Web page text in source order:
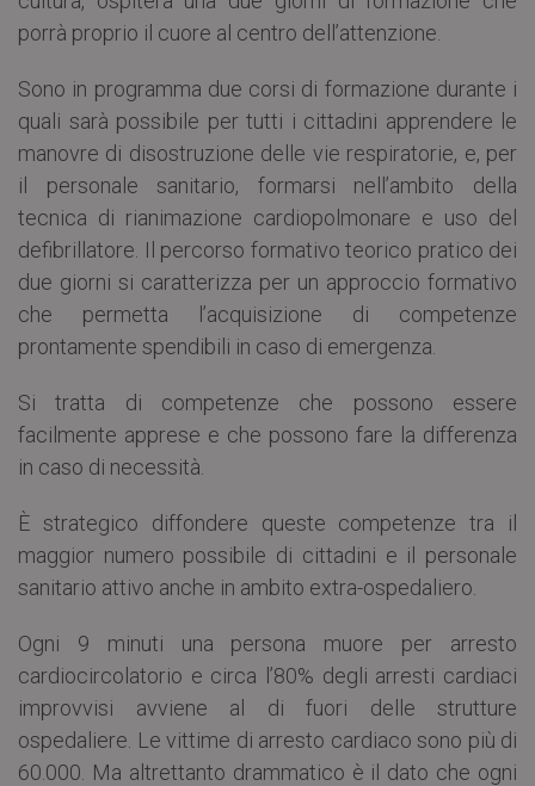
porrà proprio il cuore al centro dell’attenzione.
Sono in programma due corsi di formazione durante i
quali sarà possibile per tutti i cittadini apprendere le
manovre di disostruzione delle vie respiratorie, e, per
il personale sanitario, formarsi nell’ambito della
tecnica di rianimazione cardiopolmonare e uso del
defibrillatore. Il percorso formativo teorico pratico dei
due giorni si caratterizza per un approccio formativo
che permetta l’acquisizione di competenze
prontamente spendibili in caso di emergenza.
Si tratta di competenze che possono essere
facilmente apprese e che possono fare la differenza
in caso di necessità.
È strategico diffondere queste competenze tra il
maggior numero possibile di cittadini e il personale
sanitario attivo anche in ambito extra-ospedaliero.
Ogni 9 minuti una persona muore per arresto
cardiocircolatorio e circa l’80% degli arresti cardiaci
improvvisi avviene al di fuori delle strutture
ospedaliere. Le vittime di arresto cardiaco sono più di
60.000. Ma altrettanto drammatico è il dato che ogni